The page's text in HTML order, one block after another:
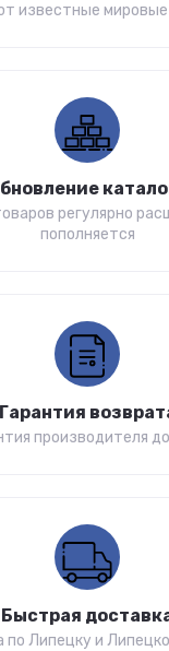
известные
регулярно
пополняется
Гарантия
производителя
Быстрая
по Липецку и